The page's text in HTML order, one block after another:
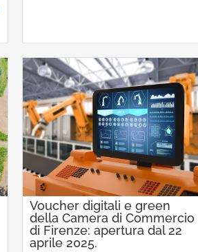
Voucher digitali e green
della Camera di Commercio
di Firenze: apertura dal 22
aprile 2025.